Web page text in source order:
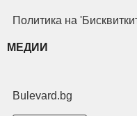
Политика на
МЕДИИ
Bulevard.bg